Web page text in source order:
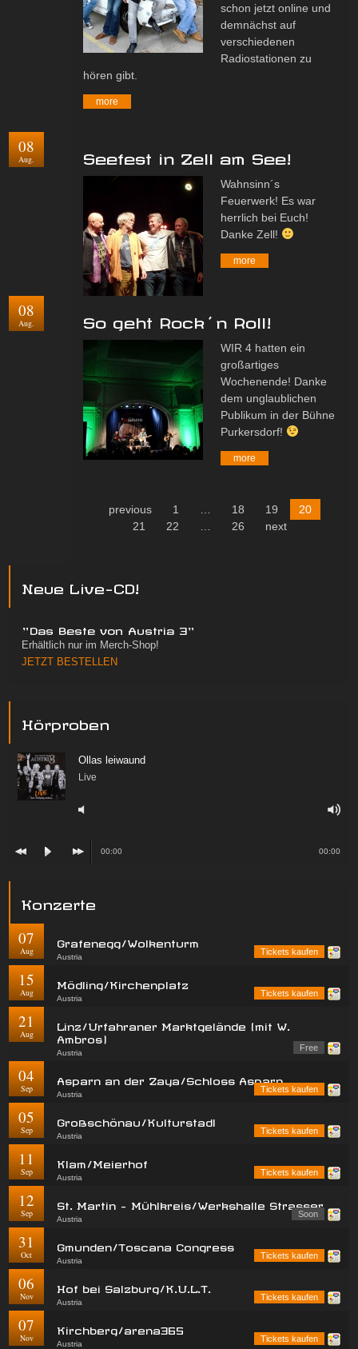
schon jetzt online und
demnächst auf
verschiedenen
Radiostationen zu
hören gibt.
more
08
Aug. Seefest in Zell am See!
Wahnsinn´s
Feuerwerk! Es war
herrlich bei Euch!
Danke Zell!
more
08
Aug. So geht Rock´n Roll!
WIR 4 hatten ein
großartiges
Wochenende! Danke
dem unglaublichen
Publikum in der Bühne
Purkersdorf!
more
previous 1 18 19
20
21
22 26 next
Neue Live-CD!
"Das Beste von Austria 3"
Erhältlich nur im Merch-Shop!
JETZT BESTELLEN
Hörproben
Ollas leiwaund
Live
00:00 00:00
Konzerte
07
Aug
Grafenegg/Wolkenturm
Austria
Tickets kaufen
15
Aug
Mödling/Kirchenplatz
Austria
Tickets kaufen
21
Aug
Linz/Urfahraner Marktgelände (mit W.
Ambros)
Austria
Free
04
Sep
Asparn an der Zaya/Schloss Asparn
Austria
Tickets kaufen
05
Sep
Großschönau/Kulturstadl
Austria
Tickets kaufen
11
Sep
Klam/Meierhof
Austria
Tickets kaufen
12
Sep
St. Martin - Mühlkreis/Werkshalle Strasser
Austria
Soon
31
Oct
Gmunden/Toscana Congress
Austria
Tickets kaufen
06
Nov
Hof bei Salzburg/K.U.L.T.
Austria
Tickets kaufen
07
Nov
Kirchberg/arena365
Austria
Tickets kaufen